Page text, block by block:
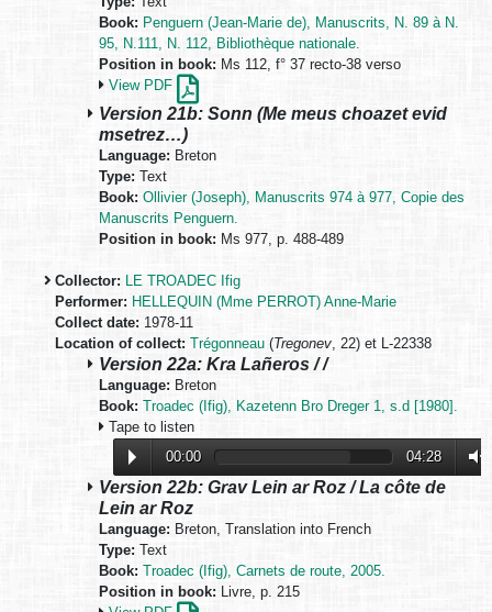
Book: Penguern (Jean-Marie de), Manuscrits, N. 89 à N.
95, N.111, N. 112, Bibliothèque nationale.
Position in book: Ms 112, f° 37 recto-38 verso
View PDF
Version 21b: Sonn (Me meus choazet evid
msetrez…)
Language: Breton
Type: Text
Book: Ollivier (Joseph), Manuscrits 974 à 977, Copie des
Manuscrits Penguern.
Position in book: Ms 977, p. 488-489
Collector: LE TROADEC Ifig
Performer: HELLEQUIN (Mme PERROT) Anne-Marie
Collect date: 1978-11
Location of collect: Trégonneau (Tregonev, 22) et L-22338
Version 22a: Kra Lañeros / /
Language: Breton
Book: Troadec (Ifig), Kazetenn Bro Dreger 1, s.d [1980].
Tape to listen
00:00
04:28
Version 22b: Grav Lein ar Roz / La côte de
Lein ar Roz
Language: Breton, Translation into French
Type: Text
Book: Troadec (Ifig), Carnets de route, 2005.
Position in book: Livre, p. 215